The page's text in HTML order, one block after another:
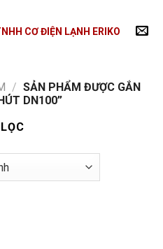
CƠ ĐIỆN LẠNH ERIKO
/ SẢN PHẨM ĐƯỢC GẮN
DN100”
LỌC